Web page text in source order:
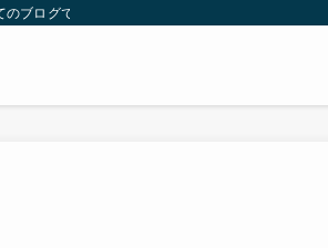
ブログです。 | 気ままに余生のブーム探し